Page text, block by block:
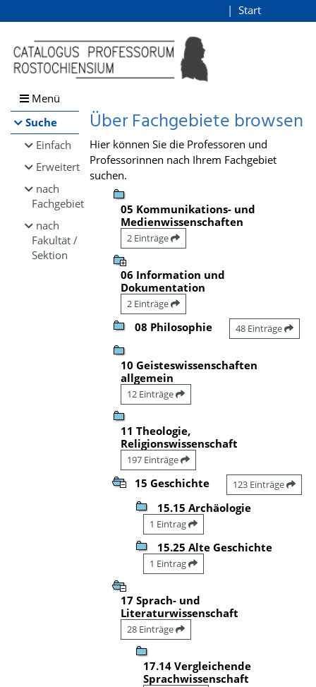
Browsen
direkt zum Inhalt
Start
Menü
Suche
Einfach
Erweitert
nach
Fachgebiet
nach
Fakultät /
Sektion
Über Fachgebiete browsen
Hier können Sie die Professoren und
Professorinnen nach Ihrem Fachgebiet
suchen.
05 Kommunikations- und
Medienwissenschaften
2 Einträge
06 Information und
Dokumentation
2 Einträge
08 Philosophie 48 Einträge
10 Geisteswissenschaften
allgemein
12 Einträge
11 Theologie,
Religionswissenschaft
197 Einträge
15 Geschichte 123 Einträge
15.15 Archäologie
1 Eintrag
15.25 Alte Geschichte
1 Eintrag
17 Sprach- und
Literaturwissenschaft
28 Einträge
17.14 Vergleichende
Sprachwissenschaft